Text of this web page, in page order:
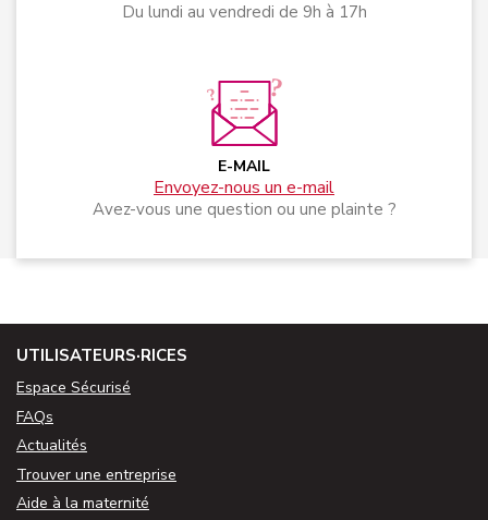
Du lundi au vendredi de 9h à 17h
E-MAIL
Envoyez-nous un e-mail
Avez-vous une question ou une plainte ?
UTILISATEURS·RICES
Espace Sécurisé
FAQs
Actualités
Trouver une entreprise
Aide à la maternité